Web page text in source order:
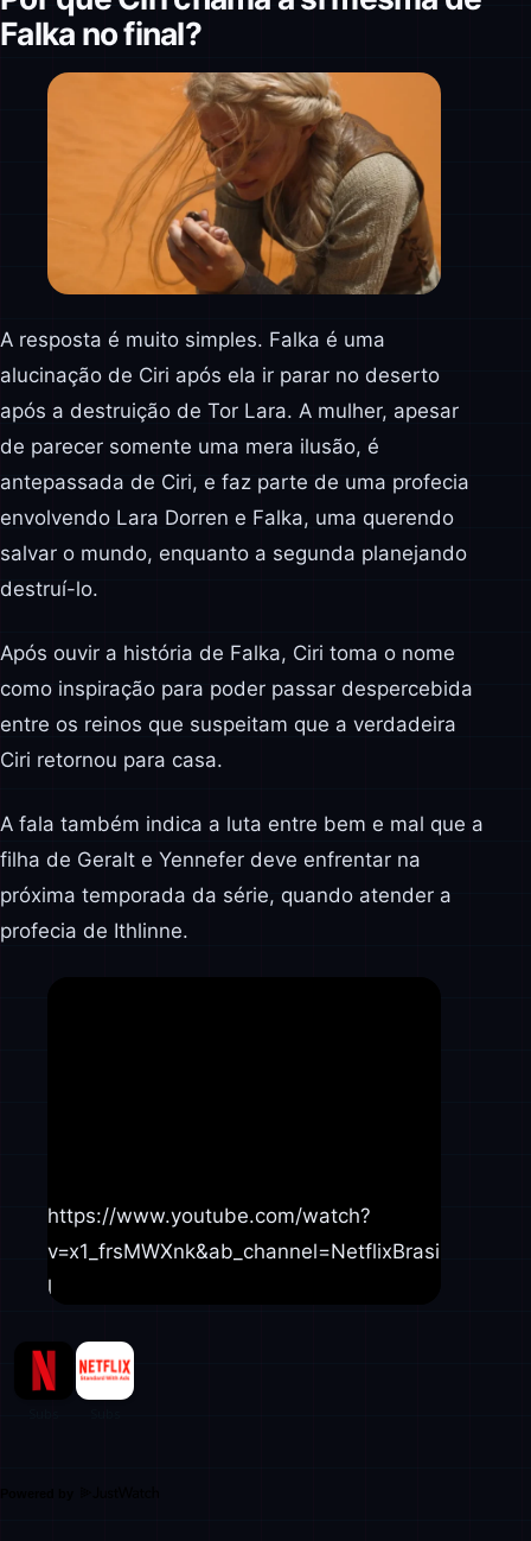
Falka no final?
A resposta é muito simples. Falka é uma
alucinação de Ciri após ela ir parar no deserto
após a destruição de Tor Lara. A mulher, apesar
de parecer somente uma mera ilusão, é
antepassada de Ciri, e faz parte de uma profecia
envolvendo Lara Dorren e Falka, uma querendo
salvar o mundo, enquanto a segunda planejando
destruí-lo.
Após ouvir a história de Falka, Ciri toma o nome
como inspiração para poder passar despercebida
entre os reinos que suspeitam que a verdadeira
Ciri retornou para casa.
A fala também indica a luta entre bem e mal que a
filha de Geralt e Yennefer deve enfrentar na
próxima temporada da série, quando atender a
profecia de Ithlinne.
https://www.youtube.com/watch?
v=x1_frsMWXnk&ab_channel=NetflixBrasi
l